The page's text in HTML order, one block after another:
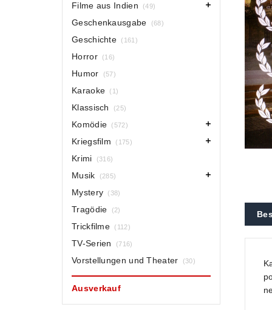
Filme aus Indien (49)
Geschenkausgabe (68)
Geschichte (161)
Horror (16)
Humor (57)
Karaoke (1)
Klassisch (25)
Komödie (572)
Kriegsfilm (175)
Krimi (316)
Musik (285)
Mystery (38)
Tragödie (2)
Trickfilme (112)
TV-Serien (716)
Vorstellungen und Theater (30)
Ausverkauf